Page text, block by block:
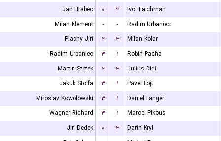
Jan Hrabec
۰ ۳
Ivo Taichman
Milan Klement
- -
Radim Urbaniec
Plachy Jiri
۲ ۳
Milan Kolar
Radim Urbaniec
۳ ۱
Robin Pacha
Martin Stefek
۲ ۳
Julius Didi
Jakub Stolfa
۳ ۱
Pavel Fojt
Miroslav Kowolowski
۳ ۱
Daniel Langer
Wagner Richard
۳ ۱
Marcel Pikous
Jiri Dedek
۰ ۳
Darin Kryl